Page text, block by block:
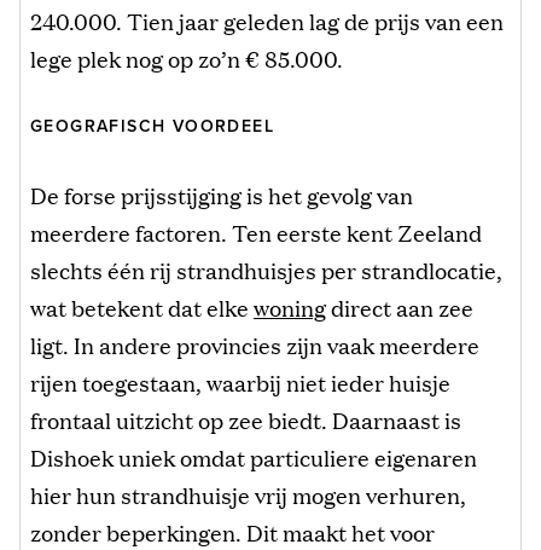
240.000. Tien jaar geleden lag de prijs van een
lege plek nog op zo’n € 85.000.
GEOGRAFISCH VOORDEEL
De forse prijsstijging is het gevolg van
meerdere factoren. Ten eerste kent Zeeland
slechts één rij strandhuisjes per strandlocatie,
wat betekent dat elkewoningdirect aan zee
ligt. In andere provincies zijn vaak meerdere
rijen toegestaan, waarbij niet ieder huisje
frontaal uitzicht op zee biedt. Daarnaast is
Dishoek uniek omdat particuliere eigenaren
hier hun strandhuisje vrij mogen verhuren,
zonder beperkingen. Dit maakt het voor